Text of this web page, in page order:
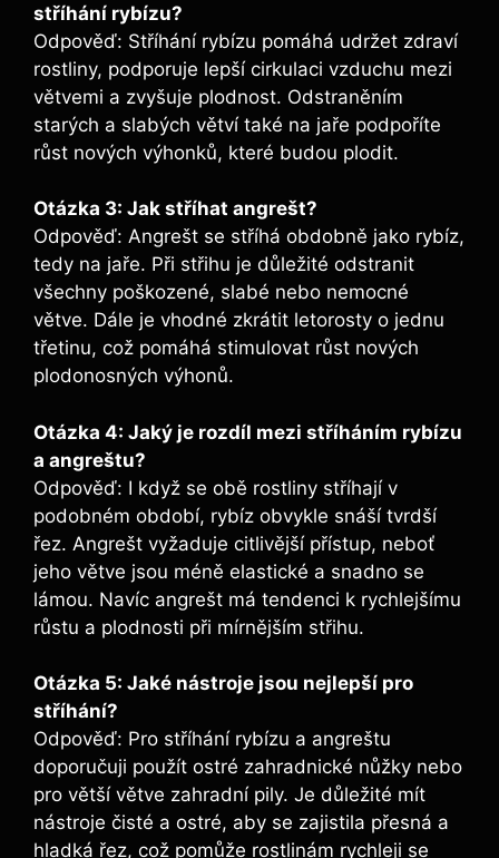
stříhání rybízu?
Odpověď: Stříhání rybízu pomáhá udržet zdraví
rostliny, podporuje lepší cirkulaci vzduchu mezi
větvemi a zvyšuje plodnost. Odstraněním
starých a slabých větví také na jaře podpoříte
růst nových výhonků, které budou plodit.
Otázka 3: Jak stříhat angrešt?
Odpověď: Angrešt se stříhá obdobně jako rybíz,
tedy na jaře. Při střihu je důležité odstranit
všechny poškozené, slabé nebo nemocné
větve. Dále je vhodné zkrátit letorosty o jednu
třetinu, což pomáhá stimulovat růst nových
plodonosných výhonů.
Otázka 4: Jaký je rozdíl mezi stříháním rybízu
a angreštu?
Odpověď: I když se obě rostliny stříhají v
podobném období, rybíz obvykle snáší tvrdší
řez. Angrešt vyžaduje citlivější přístup, neboť
jeho větve jsou méně elastické a snadno se
lámou. Navíc angrešt má tendenci k rychlejšímu
růstu a plodnosti při mírnějším střihu.
Otázka 5: Jaké nástroje jsou nejlepší pro
stříhání?
Odpověď: Pro stříhání rybízu a angreštu
doporučuji použít ostré zahradnické nůžky nebo
pro větší větve zahradní pily. Je důležité mít
nástroje čisté a ostré, aby se zajistila přesná a
hladká řez, což pomůže rostlinám rychleji se